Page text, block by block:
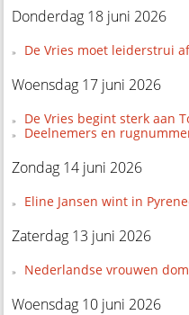
Donderdag 18 juni 2026
De Vries moet leiderstrui
Woensdag 17 juni 2026
De Vries begint sterk aan
Deelnemers en
Zondag 14 juni 2026
Eline Jansen wint in
Zaterdag 13 juni 2026
Nederlandse vrouwen
Woensdag 10 juni 2026